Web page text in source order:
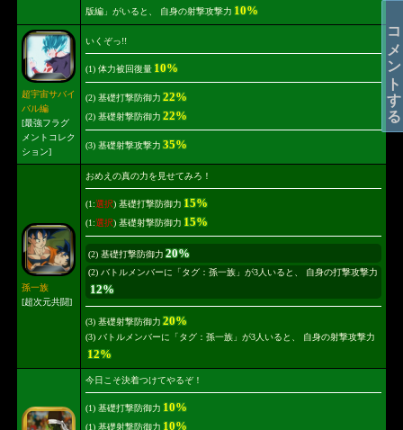
版編」がいると、 自身の射撃攻撃力 10%
超宇宙サバイ
バル編
[最強フラグ
メントコレク
ション]
いくぞっ!!
(1) 体力被回復量 10%
(2) 基礎打撃防御力 22%
(2) 基礎射撃防御力 22%
(3) 基礎射撃攻撃力 35%
孫一族
[超次元共闘]
おめえの真の力を見せてみろ！
(1:選択) 基礎打撃防御力 15%
(1:選択) 基礎射撃防御力 15%
(2) 基礎打撃防御力 20%
(2) バトルメンバーに「タグ：孫一族」が3人いると、 自身の打撃攻撃力
12%
(3) 基礎射撃防御力 20%
(3) バトルメンバーに「タグ：孫一族」が3人いると、 自身の射撃攻撃力
12%
今日こそ決着つけてやるぞ！
(1) 基礎打撃防御力 10%
(1) 基礎射撃防御力 10%
コメントする